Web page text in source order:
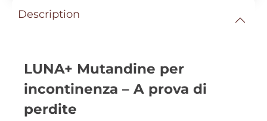
Description
LUNA+ Mutandine per
incontinenza – A prova di
perdite